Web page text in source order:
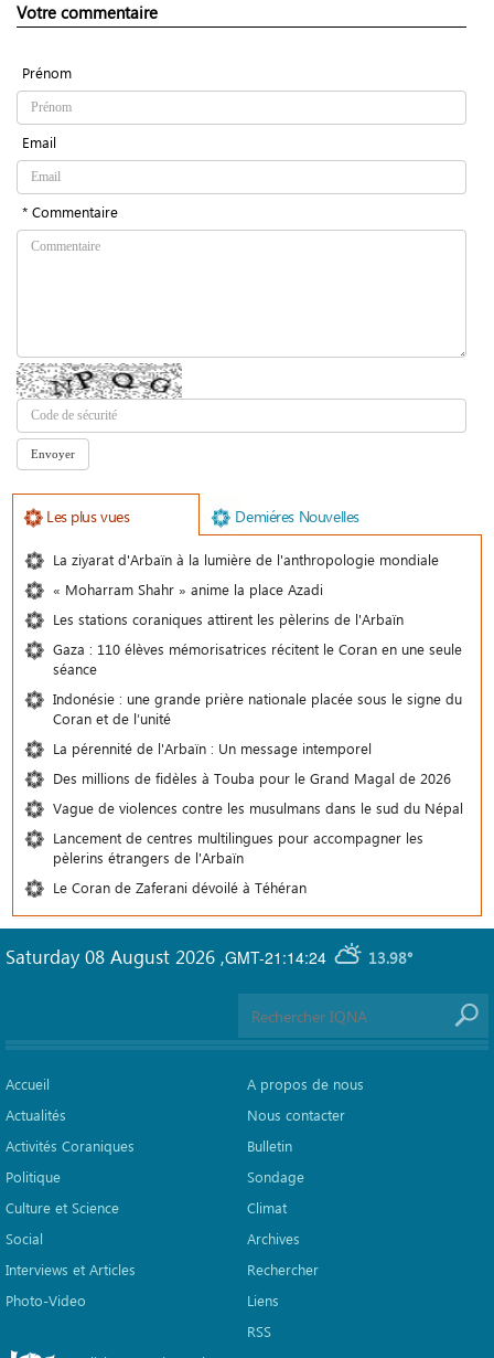
Votre commentaire
Prénom
Email
* Commentaire
Les plus vues Demiéres Nouvelles
La ziyarat d'Arbaïn à la lumière de l'anthropologie mondiale
« Moharram Shahr » anime la place Azadi
Les stations coraniques attirent les pèlerins de l'Arbaïn
Gaza : 110 élèves mémorisatrices récitent le Coran en une seule
séance
Indonésie : une grande prière nationale placée sous le signe du
Coran et de l’unité
La pérennité de l'Arbaïn : Un message intemporel
Des millions de fidèles à Touba pour le Grand Magal de 2026
Vague de violences contre les musulmans dans le sud du Népal
Lancement de centres multilingues pour accompagner les
pèlerins étrangers de l'Arbaïn
Le Coran de Zaferani dévoilé à Téhéran
GMT-21:14:24 13.98°
Saturday 08 August 2026 ,
Accueil
Actualités
Activités Coraniques
Politique
Culture et Science
Social
Interviews et Articles
Photo-Video
A propos de nous
Nous contacter
Bulletin
Sondage
Climat
Archives
Rechercher
Liens
RSS